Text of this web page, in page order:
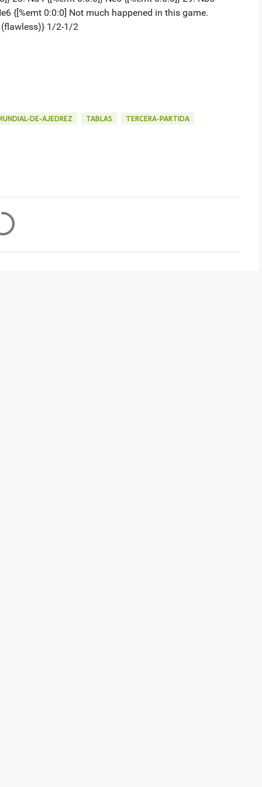
DE-AJEDREZ TABLAS TERCERA-PARTIDA